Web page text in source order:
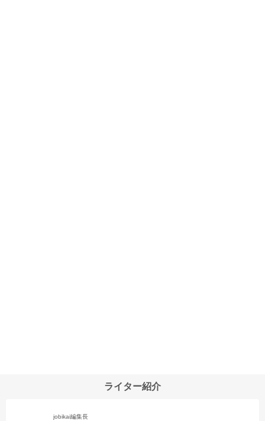
ライター紹介
jobikai編集長